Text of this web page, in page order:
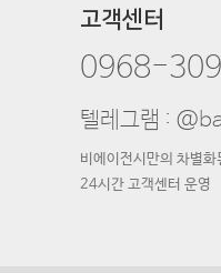
고객센터
0968-
텔레그램 :
비에이전시만의 차별
24시간 고객센터 운영